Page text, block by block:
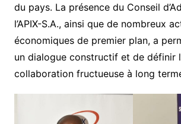
du pays. La présence du Conseil
l’APIX-S.A., ainsi que de nombreux
économiques de premier plan, a
un dialogue constructif et de définir
collaboration fructueuse à long